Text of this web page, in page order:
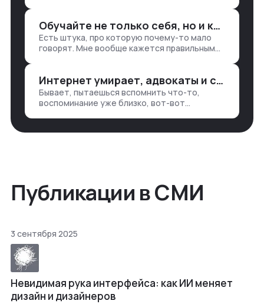
продажи, заявки, прогресс по проекту
— все ручками
Обучайте не только себя, но и клиентов
Есть штука, про которую почему-то мало
говорят. Мне вообще кажется правильным
хватаешь у клиента: е…
Интернет умирает, адвокаты и судьи в растерянности, а я хочу песню
Бывает, пытаешься вспомнить что-то,
воспоминание уже близко, вот-вот
неделями, если сильно не повезе…
Публикации в СМИ
3 сентября 2025
Невидимая рука интерфейса: как ИИ меняет
дизайн и дизайнеров